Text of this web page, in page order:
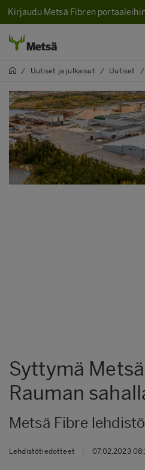
Kirjaudu Metsä Fibren
/ Uutiset ja julkaisut / Uutiset /
Syttymä
Rauman
Metsä Fibre
Lehdistötiedotteet 07.02.2023